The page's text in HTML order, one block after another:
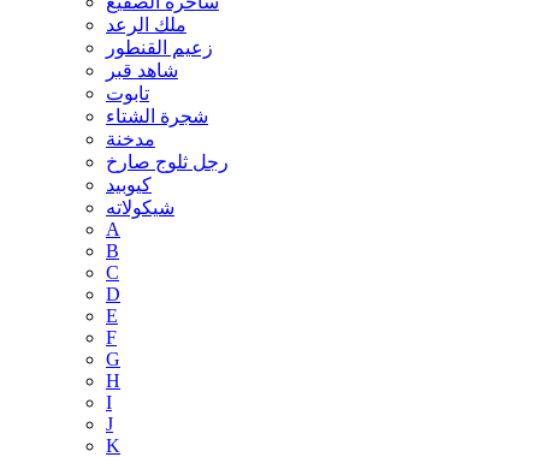
ملك الرعد
زعيم القنطور
شاهد قبر
تابوت
شجرة الشتاء
مدخنة
رجل ثلوج صارخ
كيوبيد
شيكولاته
A
B
C
D
E
F
G
H
I
J
K